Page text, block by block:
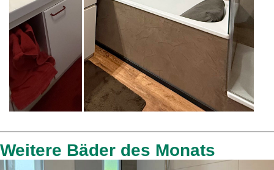
Weitere Bäder des Monats